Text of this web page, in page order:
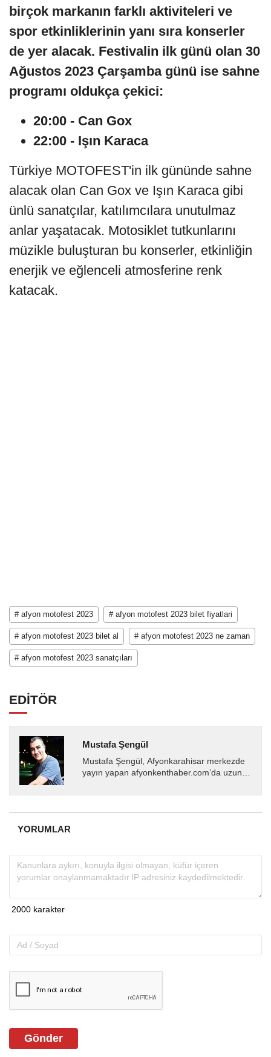
birçok markanın farklı aktiviteleri ve
spor etkinliklerinin yanı sıra konserler
de yer alacak. Festivalin ilk günü olan 30
Ağustos 2023 Çarşamba günü ise sahne
programı oldukça çekici:
20:00 - Can Gox
22:00 - Işın Karaca
Türkiye MOTOFEST'in ilk gününde sahne
alacak olan Can Gox ve Işın Karaca gibi
ünlü sanatçılar, katılımcılara unutulmaz
anlar yaşatacak. Motosiklet tutkunlarını
müzikle buluşturan bu konserler, etkinliğin
enerjik ve eğlenceli atmosferine renk
katacak.
# afyon motofest 2023 # afyon motofest 2023 bilet fiyatlari
# afyon motofest 2023 bilet al # afyon motofest 2023 ne zaman
# afyon motofest 2023 sanatçıları
EDİTÖR
Mustafa Şengül
Mustafa Şengül, Afyonkarahisar merkezde
yayın yapan afyonkenthaber.com’da uzun
almakta, haber akışı...
YORUMLAR
Gönder